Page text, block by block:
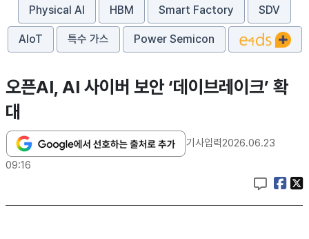
Physical AI HBM Smart Factory SDV
AIoT 특수 가스 Power Semicon
오픈AI, AI 사이버 보안 ‘데이브레이크’ 확
대
기사입력2026.06.23
09:16